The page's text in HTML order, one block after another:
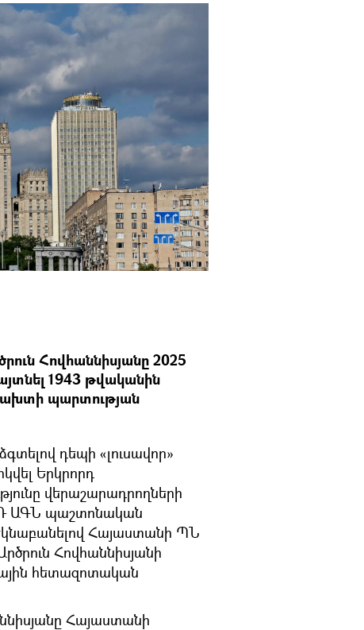
Հովհաննիսյանը 2025
1943 թվականին
պարտության
դեպի «լուսավոր»
Երկրորդ
վերաշարադրողների
ԱԳՆ պաշտոնական
Հայաստանի ՊՆ
Հովհաննիսյանի
հետազոտական
Հայաստանի